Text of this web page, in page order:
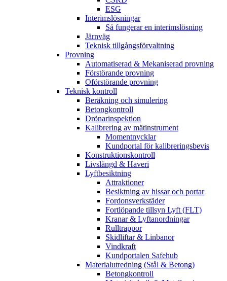
ESG
Interimslösningar
Så fungerar en interimslösning
Järnväg
Teknisk tillgångsförvaltning
Provning
Automatiserad & Mekaniserad provning
Förstörande provning
Oförstörande provning
Teknisk kontroll
Beräkning och simulering
Betongkontroll
Drönarinspektion
Kalibrering av mätinstrument
Momentnycklar
Kundportal för kalibreringsbevis
Konstruktionskontroll
Livslängd & Haveri
Lyftbesiktning
Attraktioner
Besiktning av hissar och portar
Fordonsverkstäder
Fortlöpande tillsyn Lyft (FLT)
Kranar & Lyftanordningar
Rulltrappor
Skidliftar & Linbanor
Vindkraft
Kundportalen Safehub
Materialutredning (Stål & Betong)
Betongkontroll